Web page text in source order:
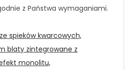
z Państwa wymaganiami.
spieków kwarcowych,
blaty zintegrowane z
monolitu,